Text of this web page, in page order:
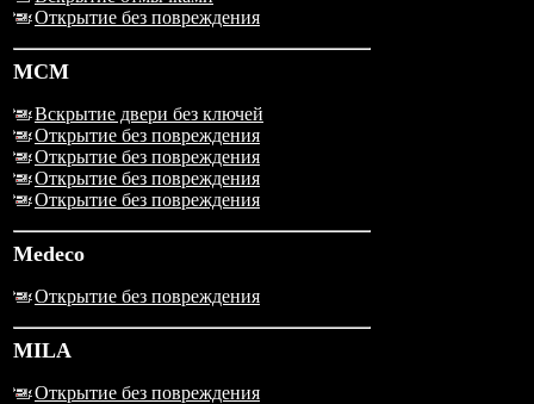
Открытие без повреждения
MCM
Вскрытие двери без ключей
Открытие без повреждения
Открытие без повреждения
Открытие без повреждения
Открытие без повреждения
Medeco
Открытие без повреждения
MILA
Открытие без повреждения